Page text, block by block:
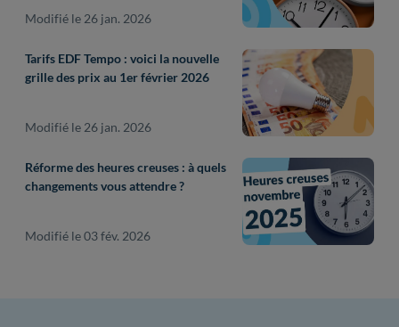
Modifié le 26 jan. 2026
Tarifs EDF Tempo : voici la nouvelle
grille des prix au 1er février 2026
Modifié le 26 jan. 2026
Réforme des heures creuses : à quels
changements vous attendre ?
Modifié le 03 fév. 2026